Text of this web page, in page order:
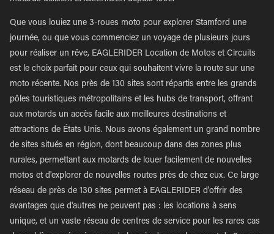
Que vous louiez une 3-roues moto pour explorer Stamford une
journée, ou que vous commenciez un voyage de plusieurs jours
pour réaliser un rêve, EAGLERIDER Location de Motos et Circuits
est le choix parfait pour ceux qui souhaitent vivre la route sur une
moto récente. Nos près de 130 sites sont répartis entre les grands
pôles touristiques métropolitains et les hubs de transport, offrant
aux motards un accès facile aux meilleures destinations et
attractions de États Unis. Nous avons également un grand nombre
de sites situés en région, dont beaucoup dans des zones plus
rurales, permettant aux motards de louer facilement de nouvelles
motos et d'explorer de nouvelles routes près de chez eux. Ce large
réseau de près de 130 sites permet à EAGLERIDER d'offrir des
avantages que d'autres ne peuvent pas : les locations à sens
unique, et un vaste réseau de centres de service pour les rares cas